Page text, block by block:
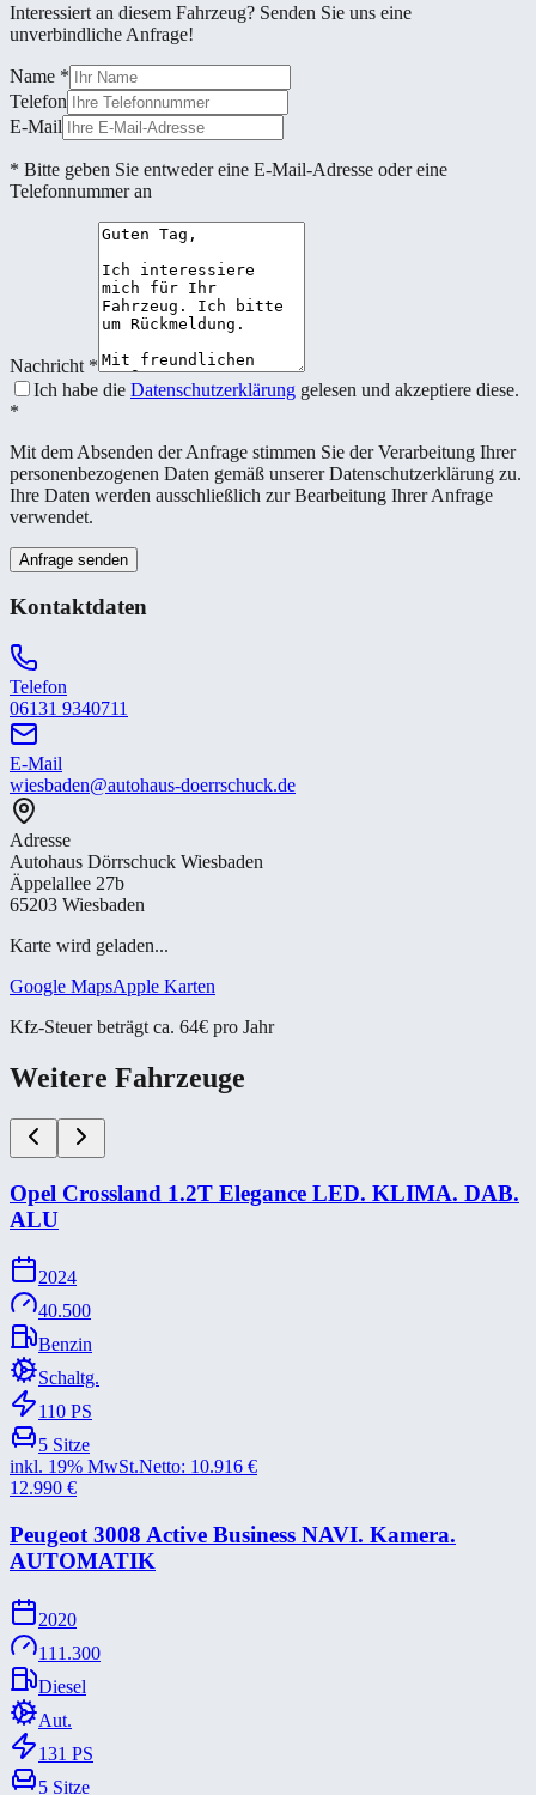
Interessiert an diesem Fahrzeug? Senden Sie uns eine
unverbindliche Anfrage!
Name *
Telefon
E-Mail
* Bitte geben Sie entweder eine E-Mail-Adresse oder eine
Telefonnummer an
Nachricht *
Ich habe die Datenschutzerklärung gelesen und akzeptiere diese.
*
Mit dem Absenden der Anfrage stimmen Sie der Verarbeitung Ihrer
personenbezogenen Daten gemäß unserer Datenschutzerklärung zu.
Ihre Daten werden ausschließlich zur Bearbeitung Ihrer Anfrage
verwendet.
Anfrage senden
Kontaktdaten
Telefon
06131 9340711
E-Mail
wiesbaden@autohaus-doerrschuck.de
Adresse
Autohaus Dörrschuck Wiesbaden
Äppelallee 27b
65203 Wiesbaden
Karte wird geladen...
Google MapsApple Karten
Kfz-Steuer beträgt ca. 64€ pro Jahr
Weitere Fahrzeuge
Opel Crossland 1.2T Elegance LED. KLIMA. DAB.
ALU
2024
40.500
Benzin
Schaltg.
110 PS
5 Sitze
inkl. 19% MwSt.Netto: 10.916 €
12.990 €
Peugeot 3008 Active Business NAVI. Kamera.
AUTOMATIK
2020
111.300
Diesel
Aut.
131 PS
5 Sitze